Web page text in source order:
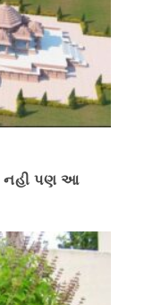
નહી પણ આ